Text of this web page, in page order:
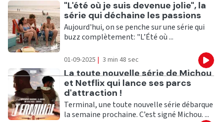
Ecouter
"L'été où je suis devenue jolie", la
série qui déchaine les passions
Aujourd'hui, on se penche sur une série qui
buzz complètement: "L’Été où ...
01-09-2025 | 3 min 48 sec
Ecouter
La toute nouvelle série de Michou
et Netflix qui lance ses parcs
d'attraction !
Terminal, une toute nouvelle série débarque
la semaine prochaine. C’est signé Michou. ...